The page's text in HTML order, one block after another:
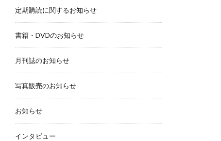
定期購読に関するお知らせ
書籍・DVDのお知らせ
月刊誌のお知らせ
写真販売のお知らせ
お知らせ
インタビュー